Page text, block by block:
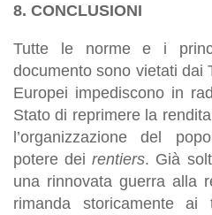
8. CONCLUSIONI
Tutte le norme e i
documento sono vietati dai
Europei impediscono in
Stato di reprimere la
l’organizzazione del
potere deirentiers. Già
una rinnovata guerra alla
rimanda storicamente ai